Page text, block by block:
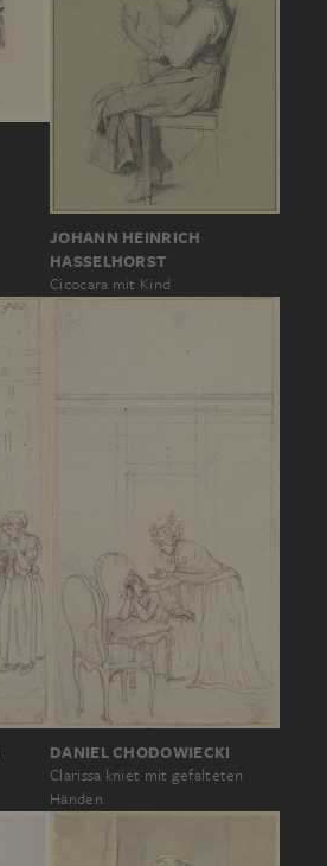
JOHANN HEINRICH
HASSELHORST
Cicocara mit Kind
DANIEL CHODOWIECKI
Clarissa kniet mit gefalteten
Händen